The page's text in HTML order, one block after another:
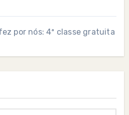
por nós: 4ª classe gratuita